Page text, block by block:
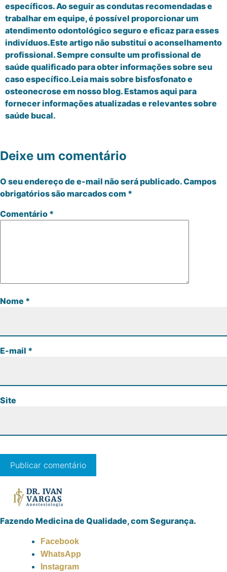
específicos. Ao seguir as condutas recomendadas e
trabalhar em equipe, é possível proporcionar um
atendimento odontológico seguro e eficaz para esses
indivíduos.Este artigo não substitui o aconselhamento
profissional. Sempre consulte um profissional de
saúde qualificado para obter informações sobre seu
caso específico.Leia mais sobre bisfosfonato e
osteonecrose em nosso blog. Estamos aqui para
fornecer informações atualizadas e relevantes sobre
saúde bucal.
Deixe um comentário
O seu endereço de e-mail não será publicado.Campos
obrigatórios são marcados com *
Comentário *
Nome *
E-mail *
Site
Fazendo Medicina de Qualidade, com Segurança.
Facebook
WhatsApp
Instagram